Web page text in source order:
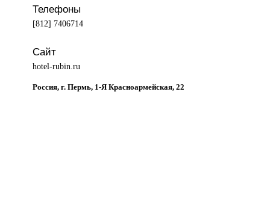
Телефоны
[812] 7406714
Сайт
hotel-rubin.ru
Россия, г. Пермь, 1-Я Красноармейская, 22